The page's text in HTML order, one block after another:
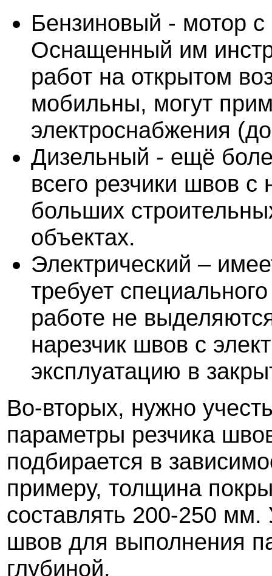
Бензиновый - мотор
Оснащенный им
работ на открытом
мобильны, могут
электроснабжения
Дизельный - ещё
всего резчики швов
больших
объектах.
Электрический –
требует
работе не
нарезчик швов с
эксплуатацию в
Во-вторых, нужно
параметры резчика
подбирается в
примеру, толщина
составлять 200-250 мм.
швов для выполнения
глубиной.